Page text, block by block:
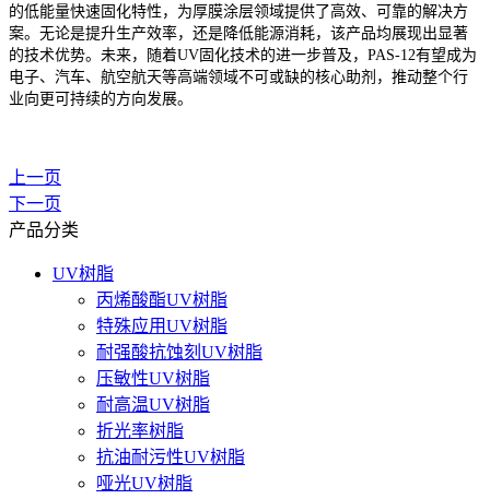
的低能量快速固化特性，为厚膜涂层领域提供了高效、可靠的解决方
案。无论是提升生产效率，还是降低能源消耗，该产品均展现出显著
的技术优势。未来，随着UV固化技术的进一步普及，PAS-12有望成为
电子、汽车、航空航天等高端领域不可或缺的核心助剂，推动整个行
业向更可持续的方向发展。
上一页
下一页
产品分类
UV树脂
丙烯酸酯UV树脂
特殊应用UV树脂
耐强酸抗蚀刻UV树脂
压敏性UV树脂
耐高温UV树脂
折光率树脂
抗油耐污性UV树脂
哑光UV树脂